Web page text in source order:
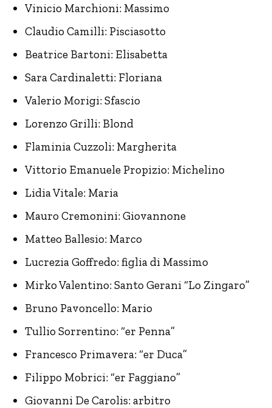
Vinicio Marchioni: Massimo
Claudio Camilli: Pisciasotto
Beatrice Bartoni: Elisabetta
Sara Cardinaletti: Floriana
Valerio Morigi: Sfascio
Lorenzo Grilli: Blond
Flaminia Cuzzoli: Margherita
Vittorio Emanuele Propizio: Michelino
Lidia Vitale: Maria
Mauro Cremonini: Giovannone
Matteo Ballesio: Marco
Lucrezia Goffredo: figlia di Massimo
Mirko Valentino: Santo Gerani “Lo Zingaro”
Bruno Pavoncello: Mario
Tullio Sorrentino: “er Penna”
Francesco Primavera: “er Duca”
Filippo Mobrici: “er Faggiano”
Giovanni De Carolis: arbitro